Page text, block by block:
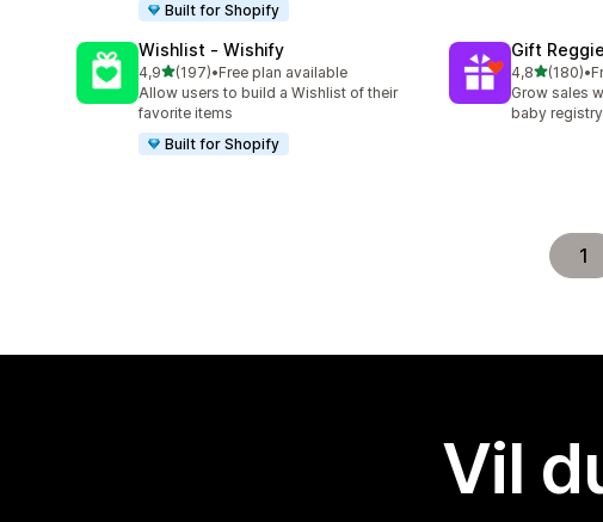
Built for Shopify
Wishlist ‑ Wishify
4,9av 5 stjerner
(197)
Totalt 197 omtaler
•Free plan available
Allow users to build a Wishlist of their
favorite items
Built for Shopify
Gift
4,8av 5(180)
Totalt 180 •
Grow sales
baby
1
Vil